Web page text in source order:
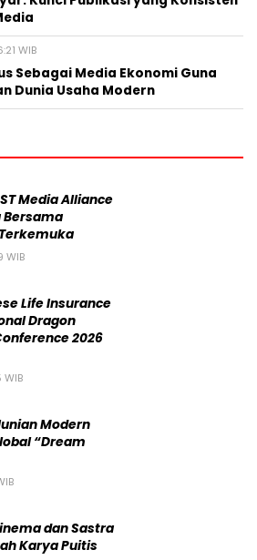
WIB
Sebagai Media Ekonomi Guna
Dunia Usaha Modern
Media Alliance
Bersama
WIB
Life Insurance
Dragon
2026
Modern
“Dream
dan Sastra
Karya Puitis